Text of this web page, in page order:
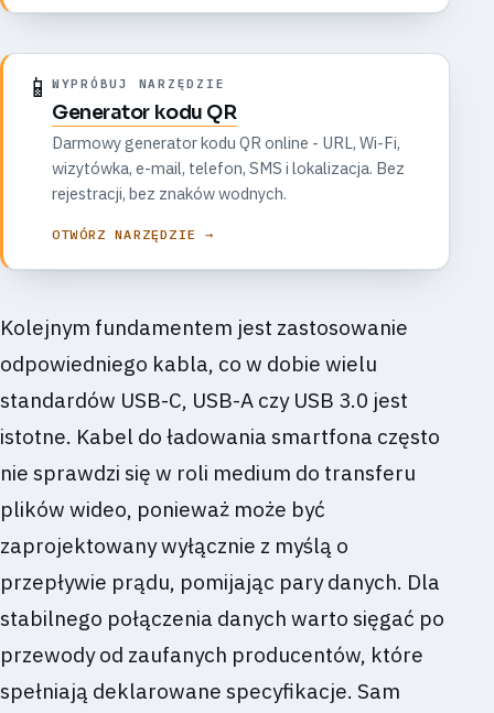
📱 WYPRÓBUJ NARZĘDZIE
Generator kodu QR
Darmowy generator kodu QR online - URL, Wi-Fi,
wizytówka, e-mail, telefon, SMS i lokalizacja. Bez
rejestracji, bez znaków wodnych.
OTWÓRZ NARZĘDZIE →
Kolejnym fundamentem jest zastosowanie
odpowiedniego kabla, co w dobie wielu
standardów USB-C, USB-A czy USB 3.0 jest
istotne. Kabel do ładowania smartfona często
nie sprawdzi się w roli medium do transferu
plików wideo, ponieważ może być
zaprojektowany wyłącznie z myślą o
przepływie prądu, pomijając pary danych. Dla
stabilnego połączenia danych warto sięgać po
przewody od zaufanych producentów, które
spełniają deklarowane specyfikacje. Sam